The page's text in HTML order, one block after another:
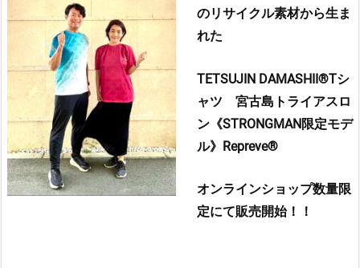
のリサイクル素材から生ま
れた
TETSUJIN DAMASHII®︎Tシ
ャツ 宮古島トライアスロ
ン《STRONGMAN限定モデ
ル》 Repreve®︎
オンラインショップ数量限
定にて販売開始！！